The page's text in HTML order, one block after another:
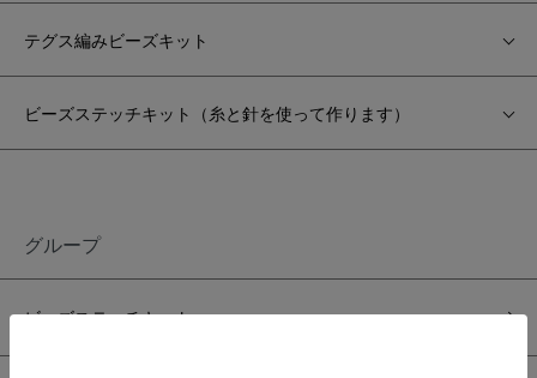
テグス編みビーズキット
ビーズステッチキット（糸と針を使って作ります）
グループ
ビーズステッチキット